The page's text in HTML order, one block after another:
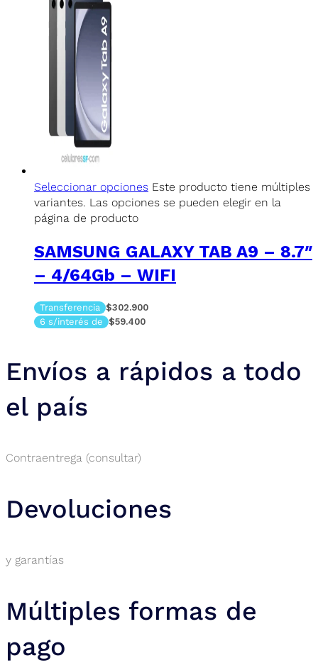
Seleccionar opciones Este producto tiene múltiples
variantes. Las opciones se pueden elegir en la
página de producto
SAMSUNG GALAXY TAB A9 – 8.7″
– 4/64Gb – WIFI
Transferencia $302.900
6 s/interés de $59.400
Envíos a rápidos a todo
el país
Contraentrega (consultar)
Devoluciones
y garantías
Múltiples formas de
pago